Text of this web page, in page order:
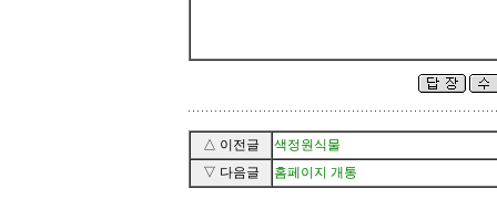
△ 이전글
색정원식물
▽ 다음글
홈페이지 개통